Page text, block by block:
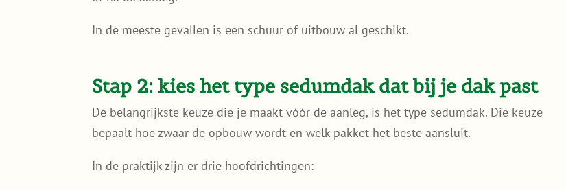
In de meeste gevallen is een schuur of uitbouw al geschikt.
Stap 2: kies het type sedumdak dat bij je dak past
De belangrijkste keuze die je maakt vóór de aanleg, is het type sedumdak. Die keuze
bepaalt hoe zwaar de opbouw wordt en welk pakket het beste aansluit.
In de praktijk zijn er drie hoofdrichtingen: